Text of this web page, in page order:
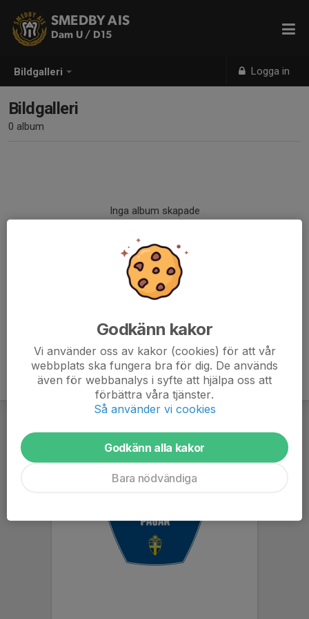
Bildgalleri Logga in
SMEDBY AIS
Dam U / D15
Bildgalleri
0 album
Inga album skapade
Godkänn kakor
Vi använder oss av kakor (cookies) för att vår
webbplats ska fungera bra för dig. De används
även för webbanalys i syfte att hjälpa oss att
förbättra våra tjänster.
Så använder vi cookies
Godkänn alla kakor
Bara nödvändiga